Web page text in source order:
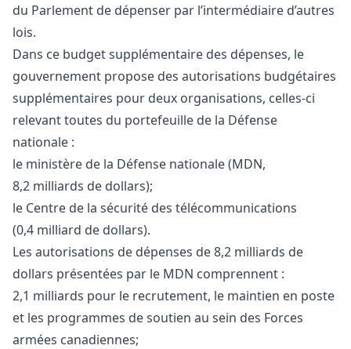
du Parlement de dépenser par l’intermédiaire d’autres
lois.
Dans ce budget supplémentaire des dépenses, le
gouvernement propose des autorisations budgétaires
supplémentaires pour deux organisations, celles-ci
relevant toutes du portefeuille de la Défense
nationale :
le ministère de la Défense nationale (MDN,
8,2 milliards de dollars);
le Centre de la sécurité des télécommunications
(0,4 milliard de dollars).
Les autorisations de dépenses de 8,2 milliards de
dollars présentées par le MDN comprennent :
2,1 milliards pour le recrutement, le maintien en poste
et les programmes de soutien au sein des Forces
armées canadiennes;